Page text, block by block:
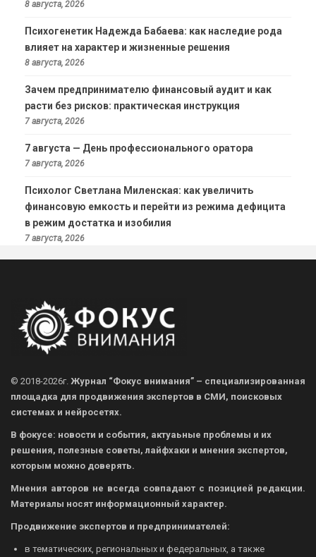
8 августа, 2026
Психогенетик Надежда Бабаева: как наследие рода
влияет на характер и жизненные решения
8 августа, 2026
Зачем предпринимателю финансовый аудит и как
расти без рисков: практическая инструкция
7 августа, 2026
7 августа — День профессионального оратора
7 августа, 2026
Психолог Светлана Миленская: как увеличить
финансовую емкость и перейти из режима дефицита
в режим достатка и изобилия
7 августа, 2026
© 2018-2026г. Журнал “Фокус внимания” – специализированная
площадка для продвижения экспертов в СМИ, поисковых
системах и нейросетях.
В фокусе: новости и события, актуаьные проблемы и их
решения, полезные советы, лайфхаки и мнения экспертов,
которым можно доверять.
Мнения авторов не всегда совпадают с позицией редакции.
Материалы носят информационный характер.
Продвижение экспертов и предпринимателей:
в тематических, региональных и федеральных, а также